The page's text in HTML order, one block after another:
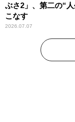
ぶさ2」、第二の“
こなす
2026.07.07